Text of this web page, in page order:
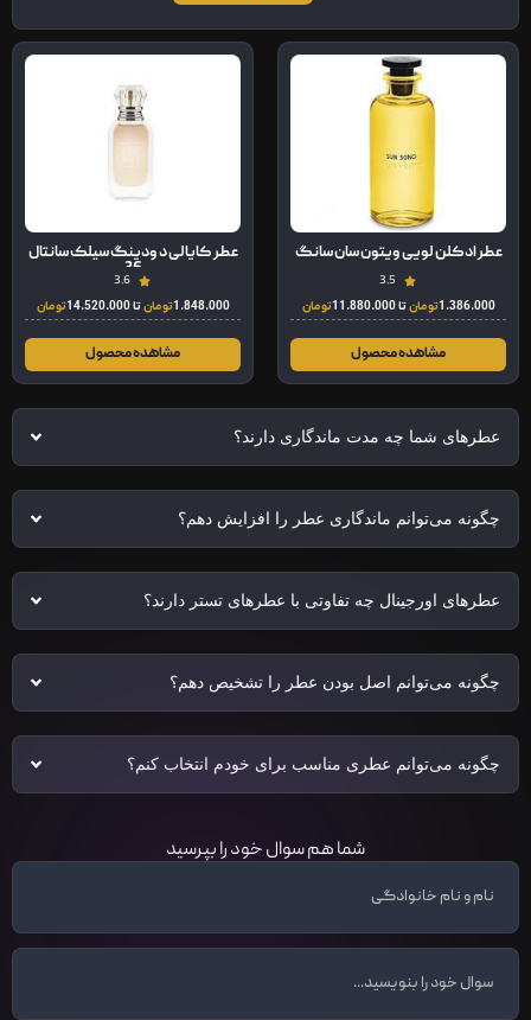
عطر ادکلن لویی ویتون سان سانگ
3.5
1.386.000تومانتا11.880.000 تومان
مشاهده محصول
عطر کایالی د ودینگ سیلک سانتال
36
3.6
1.848.000تومانتا14.520.000تومان
مشاهده محصول
عطرهای شما چه مدت ماندگاری دارند؟
چگونه می‌توانم ماندگاری عطر را افزایش دهم؟
عطرهای اورجینال چه تفاوتی با عطرهای تستر دارند؟
چگونه می‌توانم اصل بودن عطر را تشخیص دهم؟
چگونه می‌توانم عطری مناسب برای خودم انتخاب کنم؟
شما هم سوال خود را بپرسید